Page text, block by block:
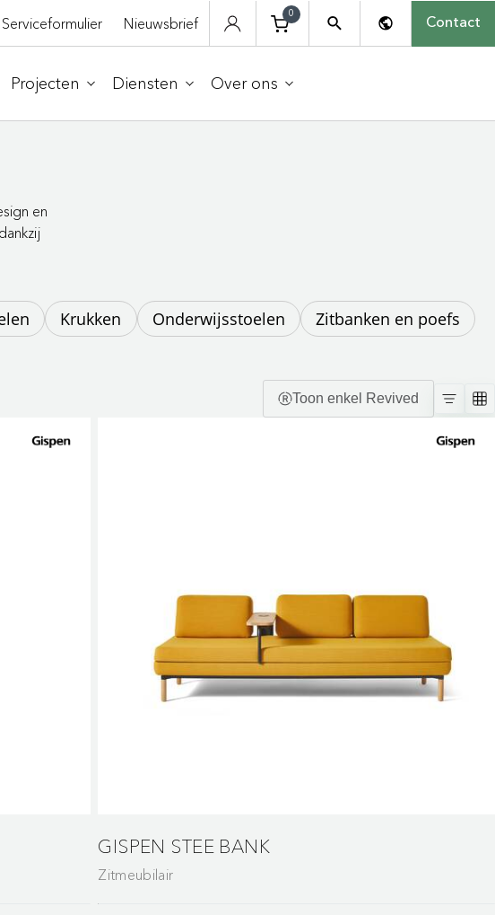
Serviceformulier Nieuwsbrief
0
Contact
Projecten Diensten Over ons
en
Krukken Onderwijsstoelen
Zitbanken en poefs
Toon enkel Revived
GISPEN STEE BANK
Zitmeubilair